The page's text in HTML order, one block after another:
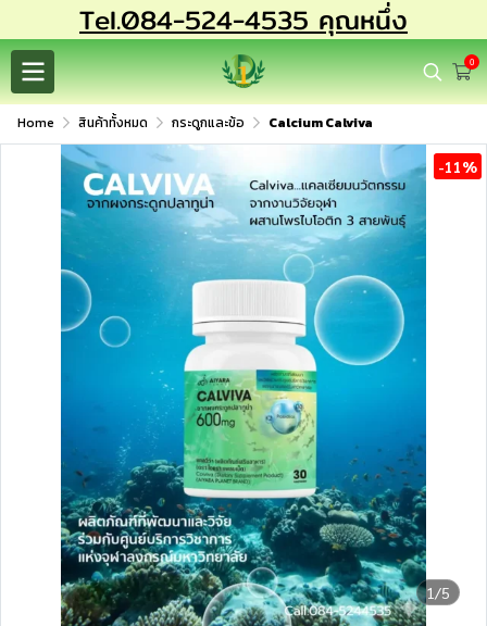
Tel.084-524-4535 คุณหนึ่ง
0
Home สินค้าทั้งหมด กระดูกและข้อ Calcium Calviva
1/5
-11%